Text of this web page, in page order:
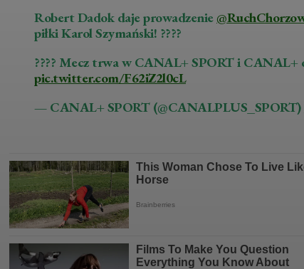
Robert Dadok daje prowadzenie
piłki Karol Szymański! ????
???? Mecz trwa w CANAL+ SPORT i CANAL+
pic.twitter.com/F62iZ2l0cL
— CANAL+ SPORT (@CANALPLUS_SPORT)